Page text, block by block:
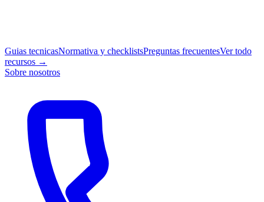
Guias tecnicasNormativa y checklistsPreguntas frecuentesVer todo
recursos →
Sobre nosotros